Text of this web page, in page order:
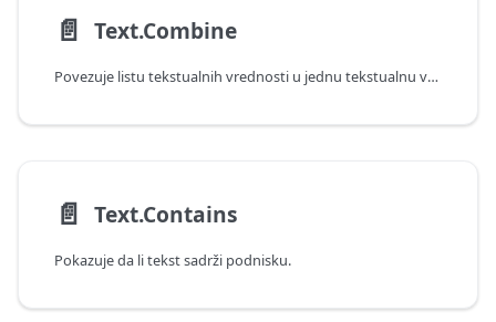
📄️ Text.Combine
Povezuje listu tekstualnih vrednosti u jednu tekstualnu vrednost.
📄️ Text.Contains
Pokazuje da li tekst sadrži podnisku.